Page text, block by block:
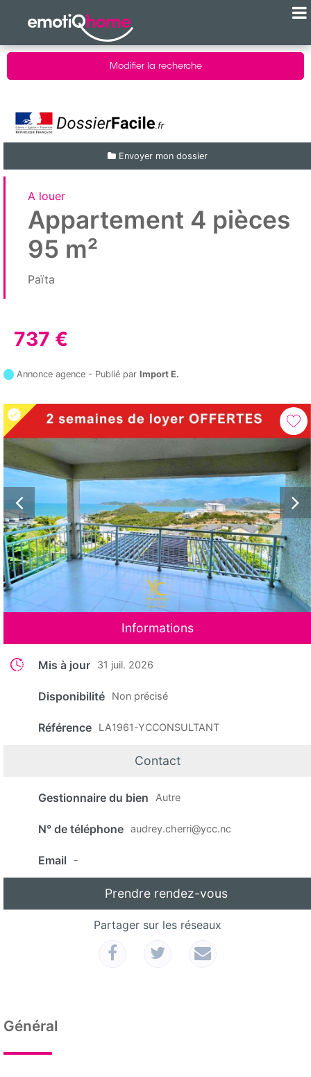
Modifier la recherche
Envoyer mon dossier
A louer
Appartement 4 pièces
95 m²
Païta
737 €
Annonce agence - Publié parImport E.
Informations
Mis à jour 31 juil. 2026
Disponibilité Non précisé
Référence LA1961-YCCONSULTANT
Contact
Gestionnaire du bien Autre
N° de téléphone audrey.cherri@ycc.nc
Email -
Prendre rendez-vous
Partager sur les réseaux
Général